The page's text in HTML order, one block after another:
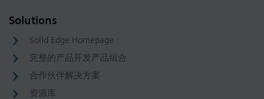
Solutions
Solid Edge Homepage
完整的产品开发产品组合
合作伙伴解决方案
资源库